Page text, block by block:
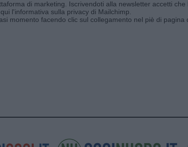
di marketing. Iscrivendoti alla newsletter accetti
l'informativa sulla privacy di Mailchimp
momento facendo clic sul collegamento nel piè di pagina